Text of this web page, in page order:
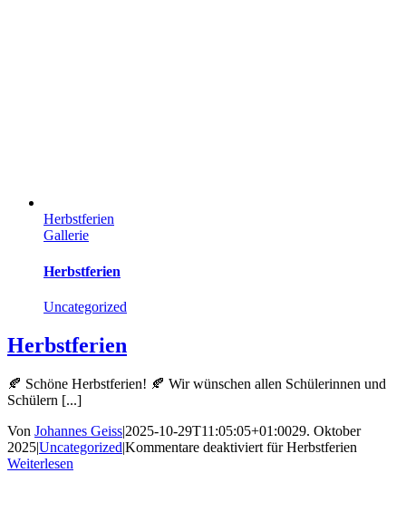
Herbstferien
Gallerie
Herbstferien
Uncategorized
Herbstferien
🍂 Schöne Herbstferien! 🍂 Wir wünschen allen Schülerinnen und
Schülern [...]
Von Johannes Geiss|2025-10-29T11:05:05+01:0029. Oktober
2025|Uncategorized|Kommentare deaktiviert für Herbstferien
Weiterlesen